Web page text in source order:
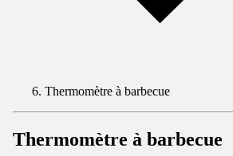
Thermomètre à barbecue
Thermomètre à barbecue